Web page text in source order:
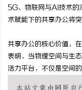
5G、物联网与AI技术的
术赋能下的共享办公将
共享办公的核心价值，
表明，当物理空间与生
活力平台，不仅是空间